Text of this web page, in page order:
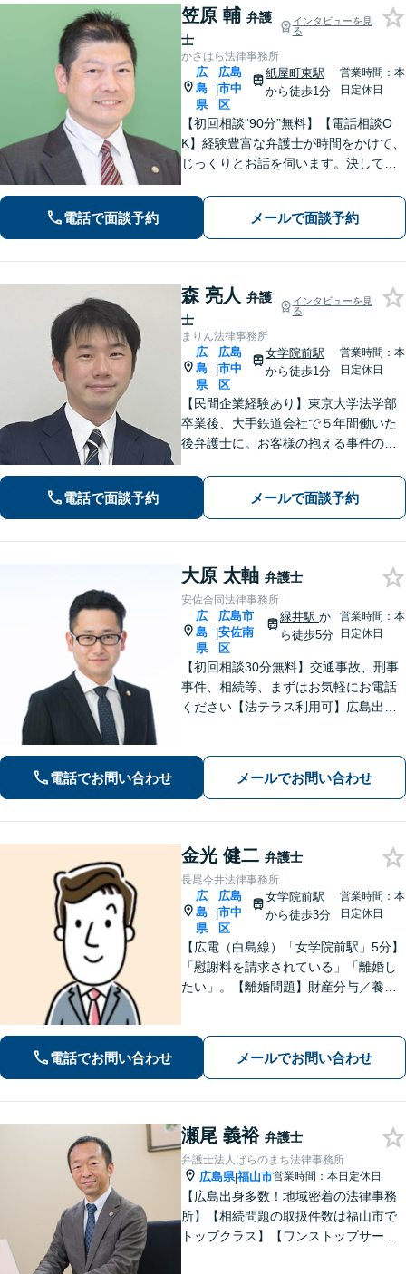
笠原 輔 弁護
士
インタビューを見
る
かさはら法律事務所
広
島
県
|
広島
市中
区
紙屋町東駅
から徒歩1分
営業時間：本
日定休日
【初回相談“90分”無料】【電話相談O
K】経験豊富な弁護士が時間をかけて、
じっくりとお話を伺います。決して怒
い」お気持ちに寄り添います。皆さま
の未来を明るくするために、誠心誠意
対応します【紙屋町東駅1分】
電話で面談予約 メールで面談予約
森 亮人 弁護
士
インタビューを見
る
まりん法律事務所
広
島
県
|
広島
市中
区
女学院前駅
から徒歩1分
営業時間：本
日定休日
【民間企業経験あり】東京大学法学部
卒業後、大手鉄道会社で５年間働いた
後弁護士に。お客様の抱える事件の本
出すのが得意です。逆に私からは、法
律用語を多用しない分かり易い説明を
心がけています。女学院前電停から徒
歩１分。
電話で面談予約 メールで面談予約
大原 太軸 弁護士
安佐合同法律事務所
広
島
県
|
広島市
安佐南
区
緑井駅 か
ら徒歩5分
営業時間：本
日定休日
【初回相談30分無料】交通事故、刑事
事件、相続等、まずはお気軽にお電話
ください【法テラス利用可】広島出
談者さまのお悩みを丁寧にヒアリング
し、徹底的に問題解決へあたります！
電話でお問い合わせ メールでお問い合わせ
金光 健二 弁護士
長尾今井法律事務所
広
島
県
|
広島
市中
区
女学院前駅
から徒歩3分
営業時間：本
日定休日
【広電（白島線）「女学院前駅」5分】
「慰謝料を請求されている」「離婚し
たい」。【離婚問題】財産分与／養育
請求など【相続・遺言】料金は明確に
細かく設定【初回相談無料】
電話でお問い合わせ メールでお問い合わせ
瀬尾 義裕 弁護士
弁護士法人ばらのまち法律事務所
広島県|福山市営業時間：本日定休日
【広島出身多数！地域密着の法律事務
所】【相続問題の取扱件数は福山市で
トップクラス】【ワンストップサービ